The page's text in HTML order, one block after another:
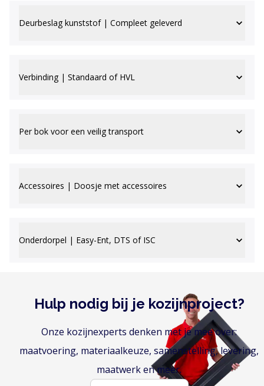
Deurbeslag kunststof | Compleet geleverd
Verbinding | Standaard of HVL
Per bok voor een veilig transport
Accessoires | Doosje met accessoires
Onderdorpel | Easy-Ent, DTS of ISC
Hulp nodig bij je kozijnproject?
Onze kozijnexperts denken met je mee over:
maatvoering, materiaalkeuze, samenstelling, levering,
maatwerk en meer.